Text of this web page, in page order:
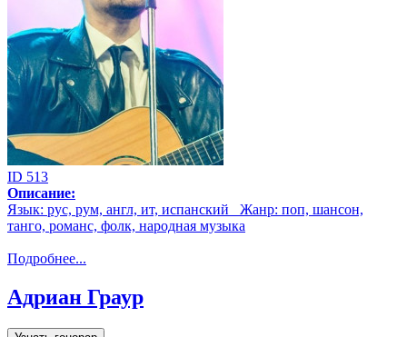
ID 513
Описание:
Язык: рус, рум, англ, ит, испанский Жанр: поп, шансон,
танго, романс, фолк, народная музыка
Подробнее...
Адриан Граур